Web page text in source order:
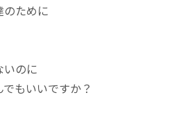
のために
いのに
もいいですか？